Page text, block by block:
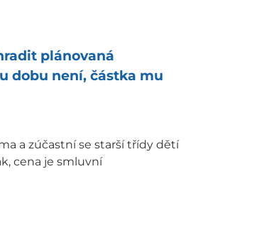
plánovaná
dobu není, částka mu
a zúčastní se starší třídy dětí
cena je smluvní